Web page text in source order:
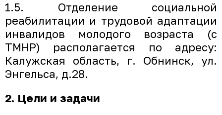
1.5. Отделение социальной
реабилитации и трудовой адаптации
инвалидов молодого возраста (с
ТМНР) располагается по адресу:
Калужская область, г. Обнинск, ул.
Энгельса, д.28.
2. Цели и задачи